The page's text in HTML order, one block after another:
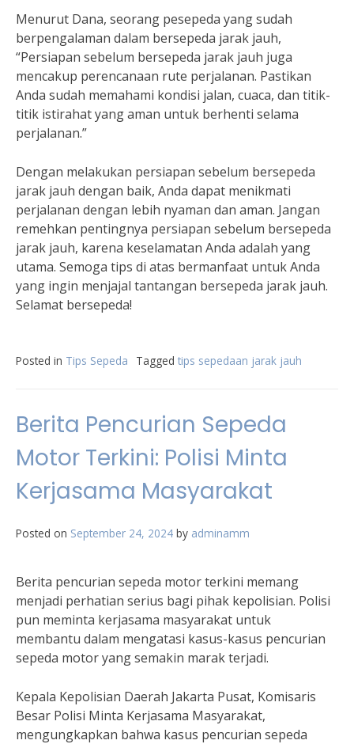
Menurut Dana, seorang pesepeda yang sudah
berpengalaman dalam bersepeda jarak jauh,
“Persiapan sebelum bersepeda jarak jauh juga
mencakup perencanaan rute perjalanan. Pastikan
Anda sudah memahami kondisi jalan, cuaca, dan titik-
titik istirahat yang aman untuk berhenti selama
perjalanan.”
Dengan melakukan persiapan sebelum bersepeda
jarak jauh dengan baik, Anda dapat menikmati
perjalanan dengan lebih nyaman dan aman. Jangan
remehkan pentingnya persiapan sebelum bersepeda
jarak jauh, karena keselamatan Anda adalah yang
utama. Semoga tips di atas bermanfaat untuk Anda
yang ingin menjajal tantangan bersepeda jarak jauh.
Selamat bersepeda!
Posted in Tips Sepeda Tagged tips sepedaan jarak jauh
Berita Pencurian Sepeda
Motor Terkini: Polisi Minta
Kerjasama Masyarakat
Posted on September 24, 2024 by adminamm
Berita pencurian sepeda motor terkini memang
menjadi perhatian serius bagi pihak kepolisian. Polisi
pun meminta kerjasama masyarakat untuk
membantu dalam mengatasi kasus-kasus pencurian
sepeda motor yang semakin marak terjadi.
Kepala Kepolisian Daerah Jakarta Pusat, Komisaris
Besar Polisi Minta Kerjasama Masyarakat,
mengungkapkan bahwa kasus pencurian sepeda